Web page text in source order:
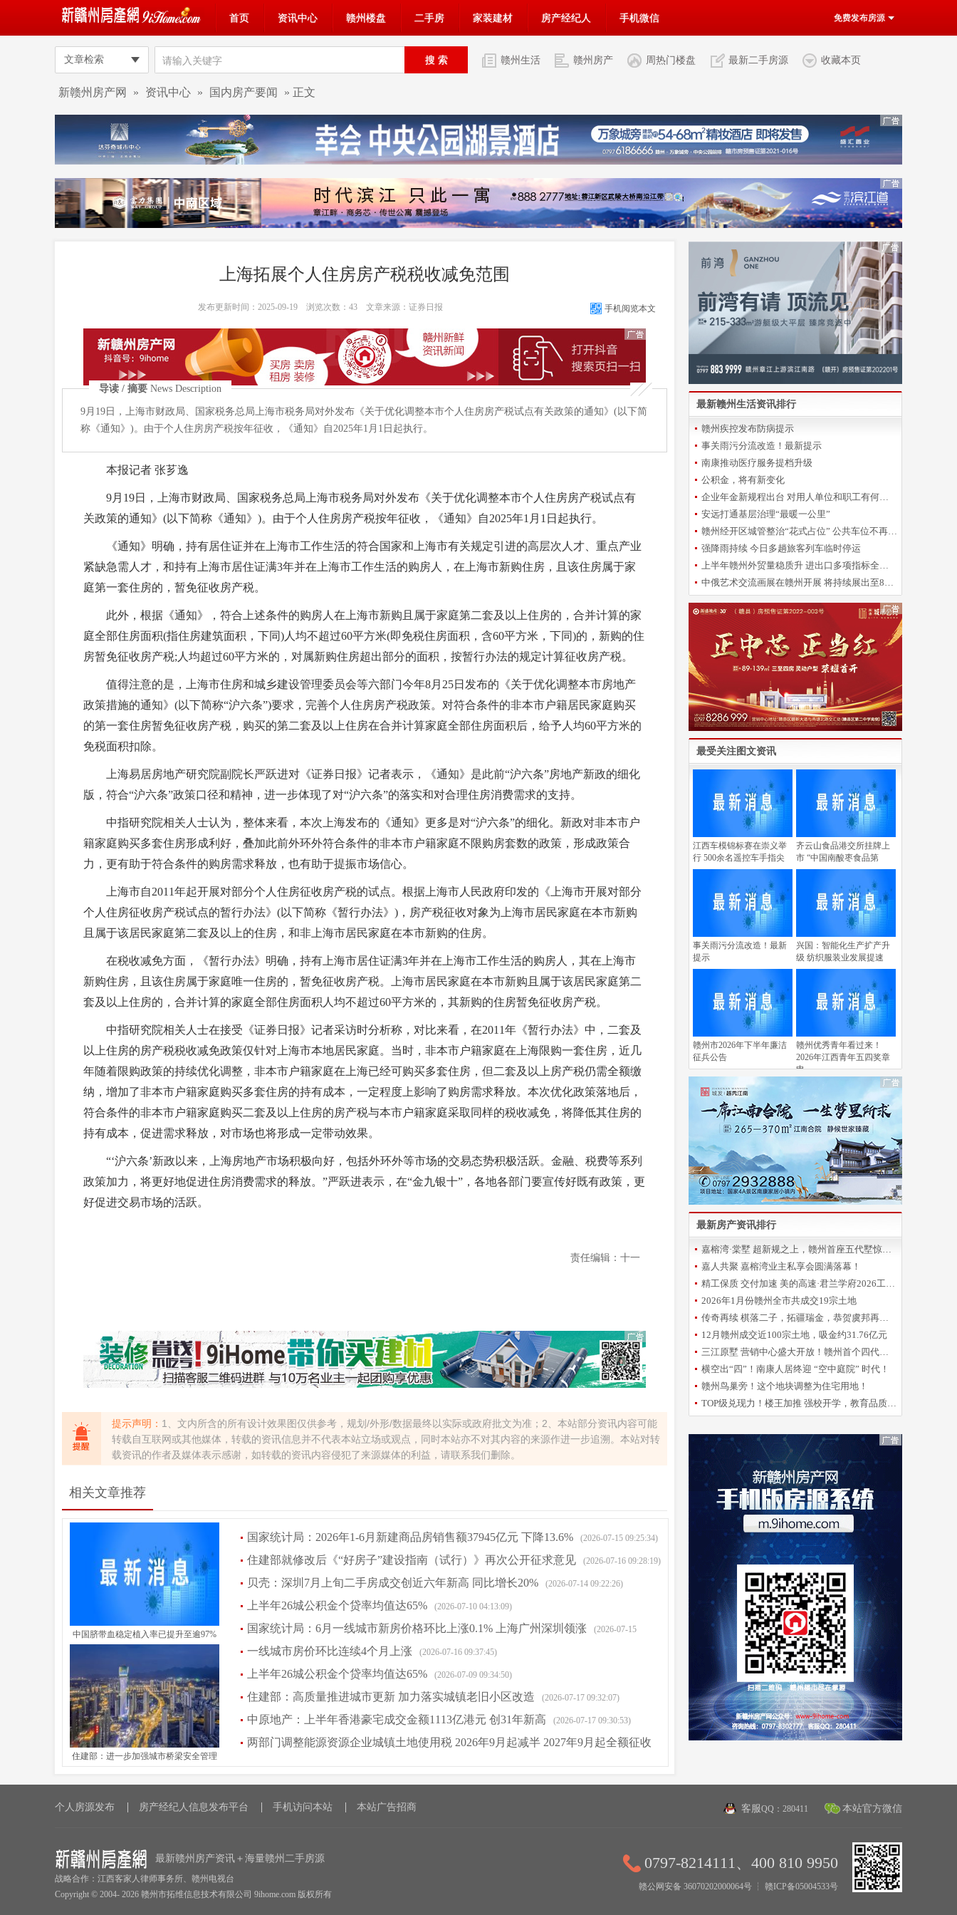
首页 资讯中心 赣州楼盘 二手房 家装建材 房产经纪人 手机微信 免费发布房源
文章检索 赣州生活 赣州房产 周热门楼盘 最新二手房源 收藏本页
新赣州房产网 » 资讯中心 » 国内房产要闻 » 正文
上海拓展个人住房房产税税收减免范围
发布更新时间：2025-09-19 浏览次数： 43文章来源：证券日报 手机阅览本文
导读 / 摘要 News Description
9月19日，上海市财政局、国家税务总局上海市税务局对外发布《关于优化调整本市个人住房房产税试点有关政策的通知》(以下简
称《通知》)。由于个人住房房产税按年征收，《通知》自2025年1月1日起执行。
本报记者 张芗逸
9月19日，上海市财政局、国家税务总局上海市税务局对外发布《关于优化调整本市个人住房房产税试点有
关政策的通知》(以下简称《通知》)。由于个人住房房产税按年征收，《通知》自2025年1月1日起执行。
《通知》明确，持有居住证并在上海市工作生活的符合国家和上海市有关规定引进的高层次人才、重点产业
紧缺急需人才，和持有上海市居住证满3年并在上海市工作生活的购房人，在上海市新购住房，且该住房属于家
庭第一套住房的，暂免征收房产税。
此外，根据《通知》，符合上述条件的购房人在上海市新购且属于家庭第二套及以上住房的，合并计算的家
庭全部住房面积(指住房建筑面积，下同)人均不超过60平方米(即免税住房面积，含60平方米，下同)的，新购的住
房暂免征收房产税;人均超过60平方米的，对属新购住房超出部分的面积，按暂行办法的规定计算征收房产税。
值得注意的是，上海市住房和城乡建设管理委员会等六部门今年8月25日发布的《关于优化调整本市房地产
政策措施的通知》(以下简称“沪六条”)要求，完善个人住房房产税政策。对符合条件的非本市户籍居民家庭购买
的第一套住房暂免征收房产税，购买的第二套及以上住房在合并计算家庭全部住房面积后，给予人均60平方米的
免税面积扣除。
上海易居房地产研究院副院长严跃进对《证券日报》记者表示，《通知》是此前“沪六条”房地产新政的细化
版，符合“沪六条”政策口径和精神，进一步体现了对“沪六条”的落实和对合理住房消费需求的支持。
中指研究院相关人士认为，整体来看，本次上海发布的《通知》更多是对“沪六条”的细化。新政对非本市户
籍家庭购买多套住房形成利好，叠加此前外环外符合条件的非本市户籍家庭不限购房套数的政策，形成政策合
力，更有助于符合条件的购房需求释放，也有助于提振市场信心。
上海市自2011年起开展对部分个人住房征收房产税的试点。根据上海市人民政府印发的《上海市开展对部分
个人住房征收房产税试点的暂行办法》(以下简称《暂行办法》)，房产税征收对象为上海市居民家庭在本市新购
且属于该居民家庭第二套及以上的住房，和非上海市居民家庭在本市新购的住房。
在税收减免方面，《暂行办法》明确，持有上海市居住证满3年并在上海市工作生活的购房人，其在上海市
新购住房，且该住房属于家庭唯一住房的，暂免征收房产税。上海市居民家庭在本市新购且属于该居民家庭第二
套及以上住房的，合并计算的家庭全部住房面积人均不超过60平方米的，其新购的住房暂免征收房产税。
中指研究院相关人士在接受《证券日报》记者采访时分析称，对比来看，在2011年《暂行办法》中，二套及
以上住房的房产税税收减免政策仅针对上海市本地居民家庭。当时，非本市户籍家庭在上海限购一套住房，近几
年随着限购政策的持续优化调整，非本市户籍家庭在上海已经可购买多套住房，但二套及以上房产税仍需全额缴
纳，增加了非本市户籍家庭购买多套住房的持有成本，一定程度上影响了购房需求释放。本次优化政策落地后，
符合条件的非本市户籍家庭购买二套及以上住房的房产税与本市户籍家庭采取同样的税收减免，将降低其住房的
持有成本，促进需求释放，对市场也将形成一定带动效果。
“‘沪六条’新政以来，上海房地产市场积极向好，包括外环外等市场的交易态势积极活跃。金融、税费等系列
政策加力，将更好地促进住房消费需求的释放。”严跃进表示，在“金九银十”，各地各部门要宣传好既有政策，更
好促进交易市场的活跃。
责任编辑：十一
提示声明： 1、文内所含的所有设计效果图仅供参考，规划/外形/数据最终以实际或政府批文为准；2、本站部分资讯内容可能
转载自互联网或其他媒体，转载的资讯信息并不代表本站立场或观点，同时本站亦不对其内容的来源作进一步追溯。本站对转
载资讯的作者及媒体表示感谢，如转载的资讯内容侵犯了来源媒体的利益，请联系我们删除。
相关文章推荐
中国脐带血稳定植入率已提升至逾97%
住建部：进一步加强城市桥梁安全管理
国家统计局：2026年1-6月新建商品房销售额37945亿元 下降13.6% (2026-07-15 09:25:34)
住建部就修改后《“好房子”建设指南（试行）》再次公开征求意见 (2026-07-16 09:28:19)
贝壳：深圳7月上旬二手房成交创近六年新高 同比增长20% (2026-07-14 09:22:26)
上半年26城公积金个贷率均值达65% (2026-07-10 04:13:09)
国家统计局：6月一线城市新房价格环比上涨0.1% 上海广州深圳领涨 (2026-07-15
09:27:09)
一线城市房价环比连续4个月上涨 (2026-07-16 09:37:45)
上半年26城公积金个贷率均值达65% (2026-07-09 09:34:50)
住建部：高质量推进城市更新 加力落实城镇老旧小区改造 (2026-07-17 09:32:07)
中原地产：上半年香港豪宅成交金额1113亿港元 创31年新高 (2026-07-17 09:30:53)
两部门调整能源资源企业城镇土地使用税 2026年9月起减半 2027年9月起全额征收
(2026-07-28 09:32:48)
最新赣州生活资讯排行
赣州疾控发布防病提示
事关雨污分流改造！最新提示
南康推动医疗服务提档升级
公积金，将有新变化
企业年金新规程出台 对用人单位和职工有何影响？
安远打通基层治理“最暖一公里”
赣州经开区城管整治“花式占位” 公共车位不再“一位难求”
强降雨持续 今日多趟旅客列车临时停运
上半年赣州外贸量稳质升 进出口多项指标全省靠前
中俄艺术交流画展在赣州开展 将持续展出至8月28日
最受关注图文资讯
江西车模锦标赛在崇义举
行 500余名遥控车手指尖
齐云山食品港交所挂牌上
市 “中国南酸枣食品第
事关雨污分流改造！最新
提示
兴国：智能化生产扩产升
级 纺织服装业发展提速
赣州市2026年下半年廉洁
征兵公告
赣州优秀青年看过来！
2026年江西青年五四奖章
申
最新房产资讯排行
嘉榕湾·棠墅 超新规之上，赣州首座五代墅惊艳登场
嘉人共聚 嘉榕湾业主私享会圆满落幕！
精工保质 交付加速 美的高速·君兰学府2026工程誓师大会圆满举办
2026年1月份赣州全市共成交19宗土地
传奇再续 棋落二子，拓疆瑞金，恭贺虞邦再摘新地！
12月赣州成交近100宗土地，吸金约31.76亿元
三江原墅 营销中心盛大开放！赣州首个四代洋房倾城亮相
横空出“四”！南康人居终迎 “空中庭院” 时代！
赣州鸟巢旁！这个地块调整为住宅用地！
TOP级兑现力！楼王加推 强校开学，教育品质再升级！
个人房源发布 房产经纪人信息发布平台 手机访问本站 本站广告招商 客服QQ：280411 本站官方微信
最新赣州房产资讯＋海量赣州二手房源
战略合作：江西客家人律师事务所、赣州电视台
Copyright © 2004- 2026 赣州市拓维信息技术有限公司 9ihome.com 版权所有
0797-8214111、400 810 9950
赣公网安备 36070202000064号 ┆ 赣ICP备05004533号